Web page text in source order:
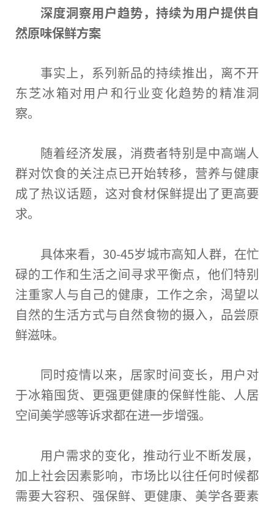
深度洞察用户趋势，持续为用户提供自
然原味保鲜方案
事实上，系列新品的持续推出，离不开
东芝冰箱对用户和行业变化趋势的精准洞
察。
随着经济发展，消费者特别是中高端人
群对饮食的关注点已开始转移，营养与健康
成了热议话题，这对食材保鲜提出了更高要
求。
具体来看，30-45岁城市高知人群，在忙
碌的工作和生活之间寻求平衡点，他们特别
注重家人与自己的健康，工作之余，渴望以
自然的生活方式与自然食物的摄入，品尝原
鲜滋味。
同时疫情以来，居家时间变长，用户对
于冰箱囤货、更强更健康的保鲜性能、人居
空间美学感等诉求都在进一步增强。
用户需求的变化，推动行业不断发展，
加上社会因素影响，市场比以往任何时候都
需要大容积、强保鲜、更健康、美学各要素